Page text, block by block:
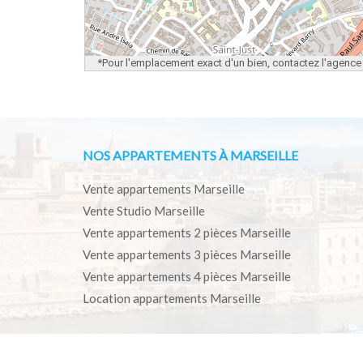
*Pour l'emplacement exact d'un bien, contactez l'agence
NOS APPARTEMENTS À MARSEILLE
Vente appartements Marseille
Vente Studio Marseille
Vente appartements 2 pièces Marseille
Vente appartements 3 pièces Marseille
Vente appartements 4 pièces Marseille
Location appartements Marseille